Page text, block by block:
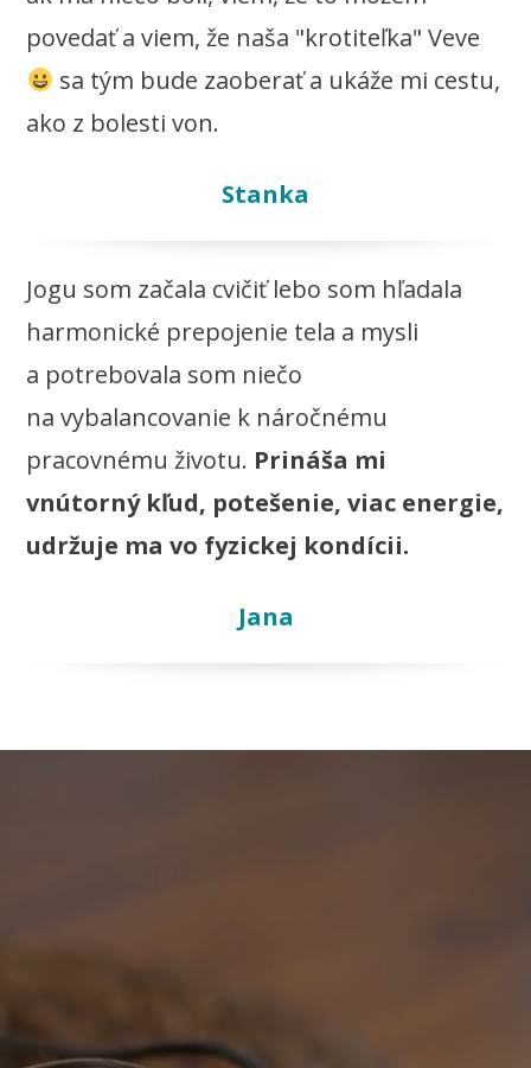
povedať a viem, že naša "krotiteľka" Veve
sa tým bude zaoberať a ukáže mi cestu,
ako z bolesti von.
Stanka
Jogu som začala cvičiť lebo som hľadala
harmonické prepojenie tela a mysli
a potrebovala som niečo
na vybalancovanie k náročnému
pracovnému životu. Prináša mi
vnútorný kľud, potešenie, viac energie,
udržuje ma vo fyzickej kondícii.
Jana